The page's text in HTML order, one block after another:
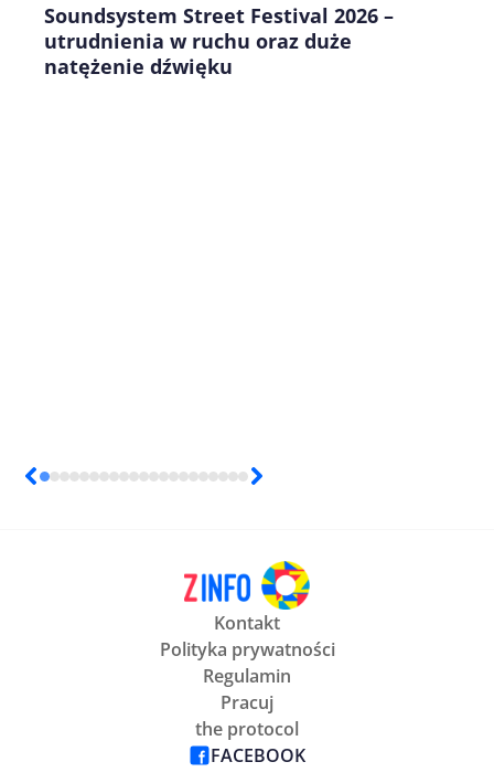
Soundsystem Street Festival 2026 –
utrudnienia w ruchu oraz duże
natężenie dźwięku
Kontakt
Polityka prywatności
Regulamin
Pracuj
the protocol
FACEBOOK